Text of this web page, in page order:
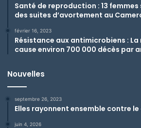
Santé de reproduction : 13 femmes
des suites d’avortement au
février 16, 2023
Résistance aux antimicrobiens :
cause environ 700 000 décès par
Nouvelles
septembre 26, 2023
Elles rayonnent ensemble contre
juin 4, 2026